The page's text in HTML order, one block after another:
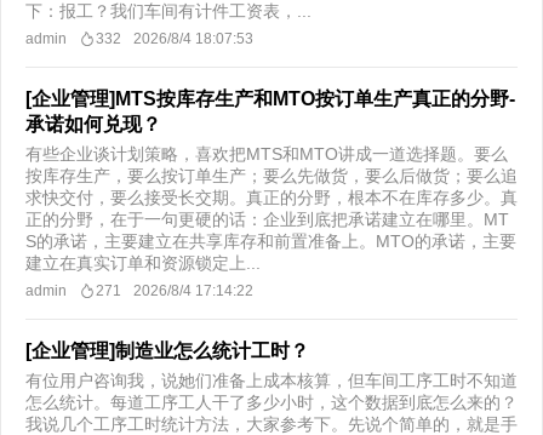
下：报工？我们车间有计件工资表，...
admin 332 2026/8/4 18:07:53
[企业管理]MTS按库存生产和MTO按订单生产真正的分野-
承诺如何兑现？
有些企业谈计划策略，喜欢把MTS和MTO讲成一道选择题。要么
按库存生产，要么按订单生产；要么先做货，要么后做货；要么追
求快交付，要么接受长交期。真正的分野，根本不在库存多少。真
正的分野，在于一句更硬的话：企业到底把承诺建立在哪里。MT
S的承诺，主要建立在共享库存和前置准备上。MTO的承诺，主要
建立在真实订单和资源锁定上...
admin 271 2026/8/4 17:14:22
[企业管理]制造业怎么统计工时？
有位用户咨询我，说她们准备上成本核算，但车间工序工时不知道
怎么统计。每道工序工人干了多少小时，这个数据到底怎么来的？
我说几个工序工时统计方法，大家参考下。先说个简单的，就是手